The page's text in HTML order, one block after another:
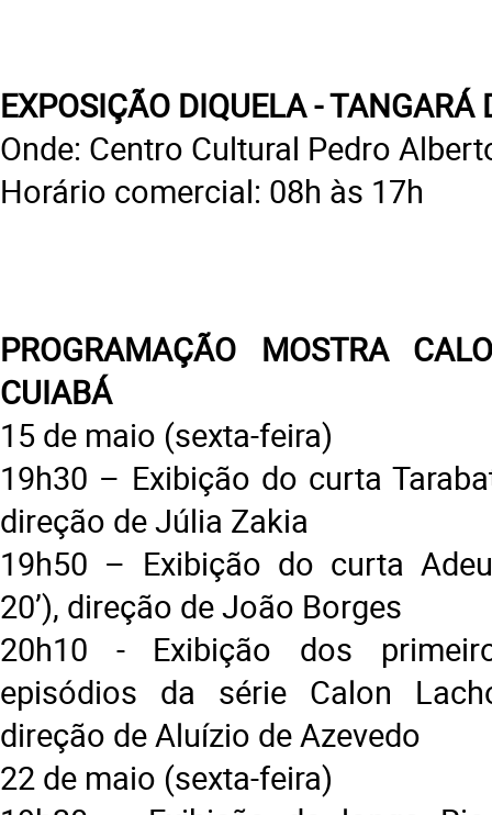
EXPOSIÇÃO DIQUELA - TANGARÁ
Onde: Centro Cultural Pedro
Horário comercial: 08h às 17h
PROGRAMAÇÃO MOSTRA
CUIABÁ
15 de maio (sexta-feira)
19h30 – Exibição do curta
direção de Júlia Zakia
19h50 – Exibição do curta
20’), direção de João Borges
20h10 - Exibição dos
episódios da série Calon
direção de Aluízio de Azevedo
22 de maio (sexta-feira)